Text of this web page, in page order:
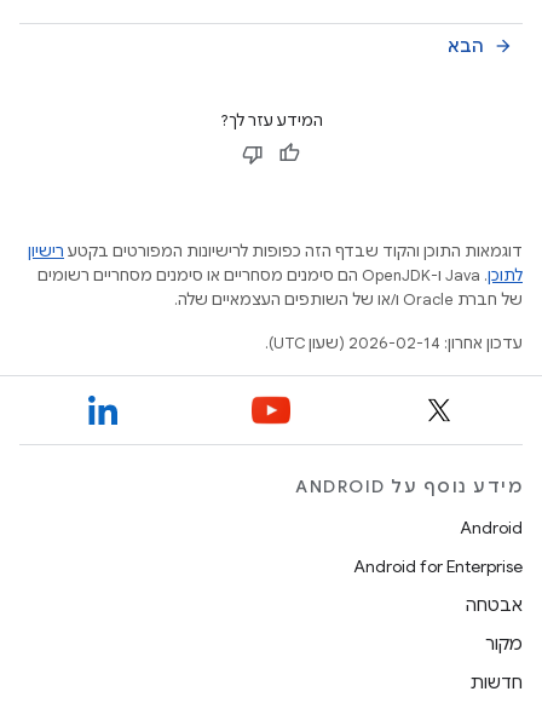
הבא arrow_forward
המידע עזר לך?
דוגמאות התוכן והקוד שבדף הזה כפופות לרישיונות המפורטים בקטע רישיון
לתוכן
.‏ Java ו-OpenJDK הם סימנים מסחריים או סימנים מסחריים רשומים
של חברת Oracle ו/או של השותפים העצמאיים שלה.
עדכון אחרון: 2026-02-14 (שעון UTC).
מידע נוסף על ANDROID
Android
Android for Enterprise
אבטחה
מקור
חדשות